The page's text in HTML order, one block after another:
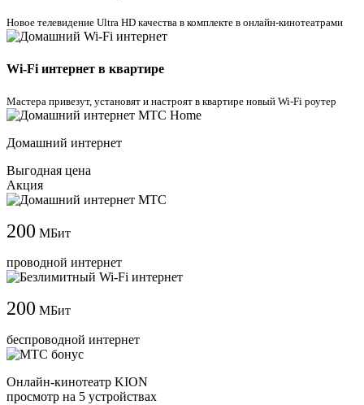
Новое телевидение Ultra HD качества в комплекте в онлайн-кинотеатрами
Wi-Fi интернет в квартире
Мастера привезут, установят и настроят в квартире новый Wi-Fi роутер
Домашний интернет
Выгодная цена
Акция
200 МБит
проводной интернет
200 МБит
беспроводной интернет
Онлайн-кинотеатр KION
просмотр на 5 устройствах